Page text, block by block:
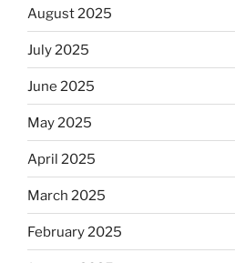
August 2025
July 2025
June 2025
May 2025
April 2025
March 2025
February 2025